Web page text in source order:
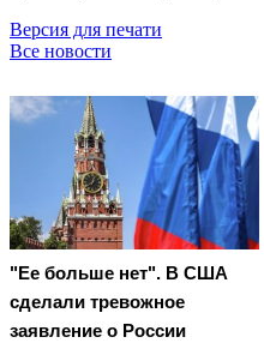
Версия для печати
Все новости
"Ее больше нет". В США
сделали тревожное
заявление о России